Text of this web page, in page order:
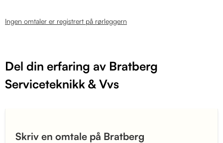
Ingen omtaler er registrert på rørleggern
Del din erfaring av Bratberg
Serviceteknikk & Vvs
Skriv en omtale på Bratberg